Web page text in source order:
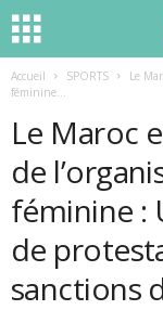
Accueil SPORTS
Le
féminine...
Le Maroc
de
féminine :
de
sanctions